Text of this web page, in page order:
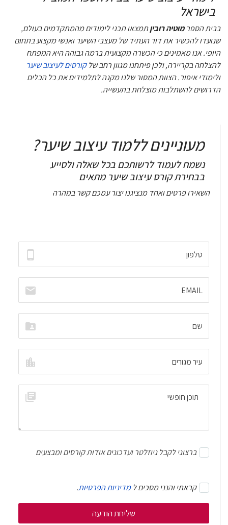
בישראל
בבית הספרמוטיה רוביןתמצאו תכני לימודים מהמתקדמים בעולם,
שנועדו להכשיר את דור העתיד של מעצבי השיער ואנשי מקצוע בתחום
היופי. אנו מאמינים כי הכשרה מקצועית ברמה גבוהה היא המפתח
להצלחה בקריירה, ולכן פיתחנו מגוון רחב שלקורסים לעיצוב שיער
ולימודי איפור. הצוות המסור שלנו מקנה לתלמידים את כל הכלים
הדרושים להשתלבות מוצלחת בתעשייה.
מעוניינים ללמוד עיצוב שיער?
נשמח לעמוד לרשותכם בכל שאלה ולסייע
בבחירת קורס עיצוב שיער מתאים
השאירו פרטים ואחד מנציגנו יצור עמכם קשר במהרה
ברצוני לקבל ניוזלטר ועדכונים אודות קורסים ומבצעים
קראתי והנני מסכים למדיניות הפרטיות.